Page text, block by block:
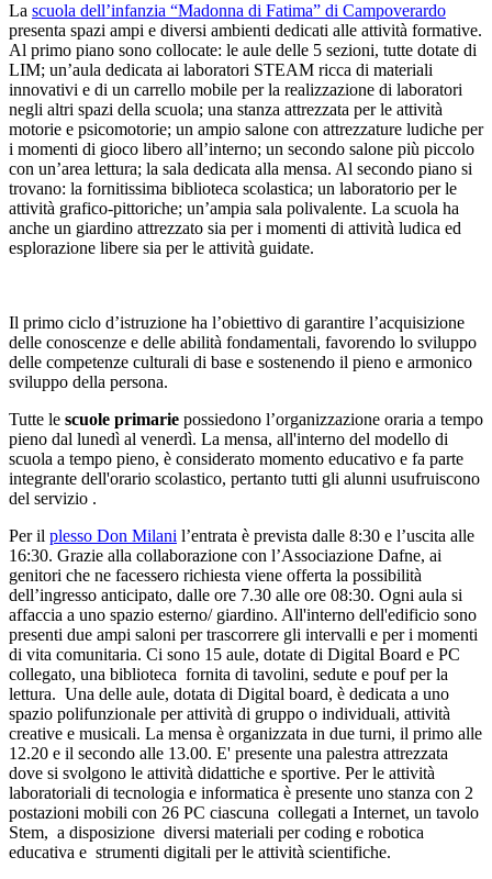
La scuola dell’infanzia “Madonna di Fatima” di Campoverardo
presenta spazi ampi e diversi ambienti dedicati alle attività formative.
Al primo piano sono collocate: le aule delle 5 sezioni, tutte dotate di
LIM; un’aula dedicata ai laboratori STEAM ricca di materiali
innovativi e di un carrello mobile per la realizzazione di laboratori
negli altri spazi della scuola; una stanza attrezzata per le attività
motorie e psicomotorie; un ampio salone con attrezzature ludiche per
i momenti di gioco libero all’interno; un secondo salone più piccolo
con un’area lettura; la sala dedicata alla mensa. Al secondo piano si
trovano: la fornitissima biblioteca scolastica; un laboratorio per le
attività grafico-pittoriche; un’ampia sala polivalente. La scuola ha
anche un giardino attrezzato sia per i momenti di attività ludica ed
esplorazione libere sia per le attività guidate.
Il primo ciclo d’istruzione ha l’obiettivo di garantire l’acquisizione
delle conoscenze e delle abilità fondamentali, favorendo lo sviluppo
delle competenze culturali di base e sostenendo il pieno e armonico
sviluppo della persona.
Tutte le scuole primarie possiedono l’organizzazione oraria a tempo
pieno dal lunedì al venerdì. La mensa, all'interno del modello di
scuola a tempo pieno, è considerato momento educativo e fa parte
integrante dell'orario scolastico, pertanto tutti gli alunni usufruiscono
del servizio .
Per il plesso Don Milani l’entrata è prevista dalle 8:30 e l’uscita alle
16:30. Grazie alla collaborazione con l’Associazione Dafne, ai
genitori che ne facessero richiesta viene offerta la possibilità
dell’ingresso anticipato, dalle ore 7.30 alle ore 08:30. Ogni aula si
affaccia a uno spazio esterno/ giardino. All'interno dell'edificio sono
presenti due ampi saloni per trascorrere gli intervalli e per i momenti
di vita comunitaria. Ci sono 15 aule, dotate di Digital Board e PC
collegato, una biblioteca fornita di tavolini, sedute e pouf per la
lettura. Una delle aule, dotata di Digital board, è dedicata a uno
spazio polifunzionale per attività di gruppo o individuali, attività
creative e musicali. La mensa è organizzata in due turni, il primo alle
12.20 e il secondo alle 13.00. E' presente una palestra attrezzata
dove si svolgono le attività didattiche e sportive. Per le attività
laboratoriali di tecnologia e informatica è presente uno stanza con 2
postazioni mobili con 26 PC ciascuna collegati a Internet, un tavolo
Stem, a disposizione diversi materiali per coding e robotica
educativa e strumenti digitali per le attività scientifiche.